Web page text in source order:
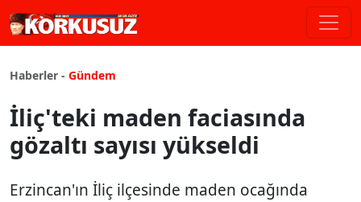
Haberler - Gündem
İliç'teki maden faciasında
gözaltı sayısı yükseldi
Erzincan'ın İliç ilçesinde maden ocağında